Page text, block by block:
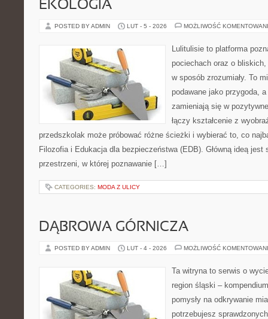
EKOLOGIA
POSTED BY ADMIN LUT - 5 - 2026 MOŻLIWOŚĆ
Lulitulisie to platforma
pociechach oraz o
w sposób zrozumiały. To
podawane jako przygoda,
zamieniają się w
łączy kształcenie z
przedszkolak może próbować różne ścieżki i wybierać to, co
Filozofia i Edukacja dla bezpieczeństwa (EDB). Główną ideą jest
przestrzeni, w której poznawanie […]
CATEGORIES: MODA Z ULICY
DĄBROWA GÓRNICZA
POSTED BY ADMIN LUT - 4 - 2026 MOŻLIWOŚĆ
Ta witryna to serwis o
region śląski –
pomysły na odkrywanie
potrzebujesz